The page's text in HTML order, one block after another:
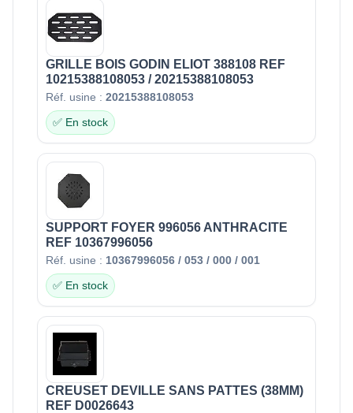
GRILLE BOIS GODIN ELIOT 388108 REF
10215388108053 / 20215388108053
Réf. usine : 20215388108053
✅ En stock
SUPPORT FOYER 996056 ANTHRACITE
REF 10367996056
Réf. usine : 10367996056 / 053 / 000 / 001
✅ En stock
CREUSET DEVILLE SANS PATTES (38MM)
REF D0026643